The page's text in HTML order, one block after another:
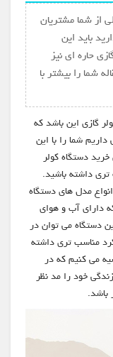
از شما مشتریان
باید این
حاره ای نیز
شما را بیشتر با
گازی این باشد که
شما را با این
دستگاه کولر
داشته باشید.
مدل های دستگاه
دارای آب و هوای
دستگاه می توان در
کارکرد مناسب تری داشته
می کنیم که در
خود را مد نظر
باشد.